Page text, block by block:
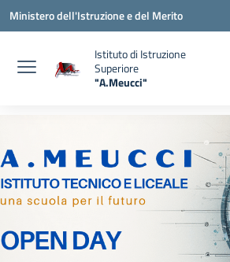
Vai ai contenuti
Vai al menu di navigazione
Vai al footer
Ministero dell'Istruzione e del Merito
Istituto di Istruzione
Superiore
"A.Meucci"